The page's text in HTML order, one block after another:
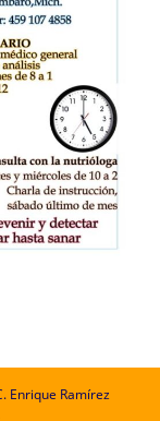
Enrique Ramírez